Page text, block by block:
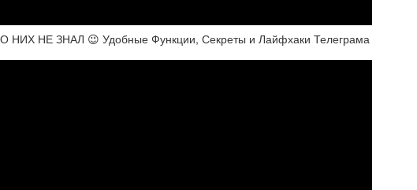
НЕ ЗНАЛ 😉 Удобные Функции, Секреты и Лайфхаки Телеграма